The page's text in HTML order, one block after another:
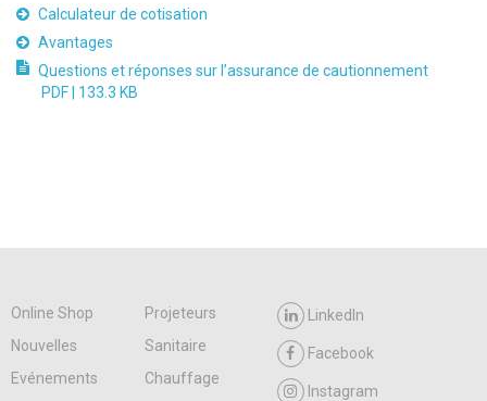
Calculateur de cotisation
Avantages
Questions et réponses sur l’assurance de cautionnement
PDF | 133.3 KB
Online Shop
Projeteurs
Nouvelles
Sanitaire
Evénements
Chauffage
LinkedIn
Facebook
Instagram